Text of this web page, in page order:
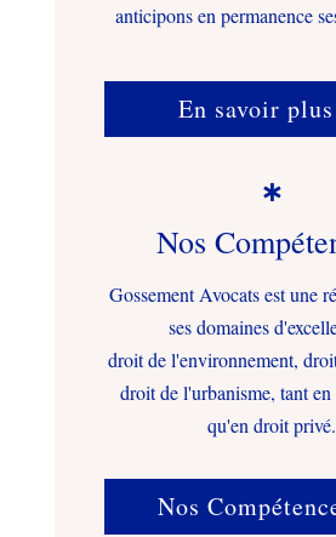
anticipons en permanence
En savoir plus

Nos
Gossement Avocats est une
ses domaines
droit de l'environnement,
droit de l'urbanisme, tant
qu'en droit privé.
Nos